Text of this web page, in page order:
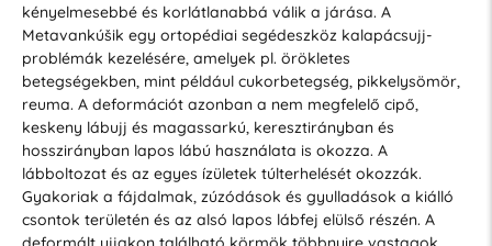
kényelmesebbé és korlátlanabbá válik a járása. A
Metavankúšik egy ortopédiai segédeszköz kalapácsujj-
problémák kezelésére, amelyek pl. örökletes
betegségekben, mint például cukorbetegség, pikkelysömör,
reuma. A deformációt azonban a nem megfelelő cipő,
keskeny lábujj és magassarkú, keresztirányban és
hosszirányban lapos lábú használata is okozza. A
lábboltozat és az egyes ízületek túlterhelését okozzák.
Gyakoriak a fájdalmak, zúzódások és gyulladások a kiálló
csontok területén és az alsó lapos lábfej elülső részén. A